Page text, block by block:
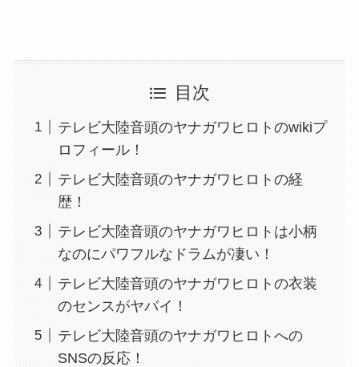
目次
テレビ大陸音頭のヤナガワヒロトのwikiプ
ロフィール！
テレビ大陸音頭のヤナガワヒロトの経
歴！
テレビ大陸音頭のヤナガワヒロトは小柄
なのにパワフルなドラムが凄い！
テレビ大陸音頭のヤナガワヒロトの衣装
のセンスがヤバイ！
テレビ大陸音頭のヤナガワヒロトへの
SNSの反応！